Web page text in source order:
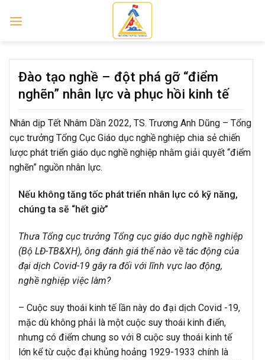
Đào tạo nghề – đột phá gỡ “điểm
nghẽn” nhân lực và phục hồi kinh tế
Nhân dịp Tết Nhâm Dần 2022, TS. Trương Anh Dũng – Tổng
cục trưởng Tổng Cục Giáo dục nghề nghiệp chia sẻ chiến
lược phát triển giáo dục nghề nghiệp nhằm giải quyết “điểm
nghẽn” nguồn nhân lực.
Nếu không tăng tốc phát triển nhân lực có kỹ năng,
chúng ta sẽ “hết giờ”
Thưa Tổng cục trưởng Tổng cục giáo dục nghề nghiệp
(Bộ LĐ-TB&XH), ông đánh giá thế nào về tác động của
đại dịch Covid-19 gây ra đối với lĩnh vực lao động,
nghề nghiệp việc làm?
– Cuộc suy thoái kinh tế lần này do đại dịch Covid -19,
mặc dù không phải là một cuộc suy thoái kinh điển,
nhưng có điểm chung so với 8 cuộc suy thoái kinh tế
lớn kể từ cuộc đại khủng hoảng 1929-1933 chính là